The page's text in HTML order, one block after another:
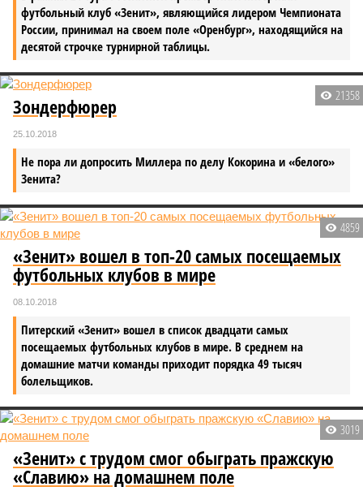
футбольный клуб «Зенит», являющийся лидером Чемпионата
России, принимал на своем поле «Оренбург», находящийся на
десятой строчке турнирной таблицы.
21358
Зондерфюрер
25.10.2018
Не пора ли допросить Миллера по делу Кокорина и «белого»
Зенита?
4859
«Зенит» вошел в топ-20 самых посещаемых
футбольных клубов в мире
08.10.2018
Питерский «Зенит» вошел в список двадцати самых
посещаемых футбольных клубов в мире. В среднем на
домашние матчи команды приходит порядка 49 тысяч
болельщиков.
3019
«Зенит» с трудом смог обыграть пражскую
«Славию» на домашнем поле